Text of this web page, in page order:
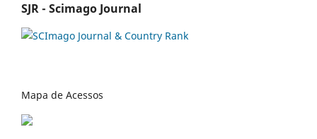
SJR - Scimago Journal
Mapa de Acessos